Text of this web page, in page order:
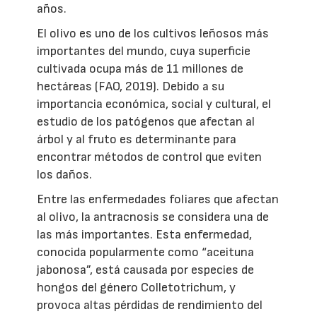
años.
El olivo es uno de los cultivos leñosos más
importantes del mundo, cuya superficie
cultivada ocupa más de 11 millones de
hectáreas (FAO, 2019). Debido a su
importancia económica, social y cultural, el
estudio de los patógenos que afectan al
árbol y al fruto es determinante para
encontrar métodos de control que eviten
los daños.
Entre las enfermedades foliares que afectan
al olivo, la antracnosis se considera una de
las más importantes. Esta enfermedad,
conocida popularmente como “aceituna
jabonosa”, está causada por especies de
hongos del género Colletotrichum, y
provoca altas pérdidas de rendimiento del